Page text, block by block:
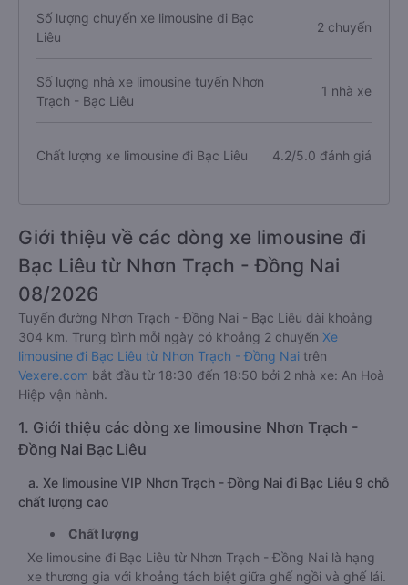
Số lượng chuyến xe limousine đi Bạc
Liêu
2 chuyến
Số lượng nhà xe limousine tuyến Nhơn
Trạch - Bạc Liêu
1 nhà xe
Chất lượng xe limousine đi Bạc Liêu 4.2/5.0 đánh giá
Giới thiệu về các dòng xe limousine đi
Bạc Liêu từ Nhơn Trạch - Đồng Nai
08/2026
Tuyến đường Nhơn Trạch - Đồng Nai - Bạc Liêu dài khoảng
304 km. Trung bình mỗi ngày có khoảng 2 chuyến Xe
limousine đi Bạc Liêu từ Nhơn Trạch - Đồng Nai trên
Vexere.com bắt đầu từ 18:30 đến 18:50 bởi 2 nhà xe: An Hoà
Hiệp vận hành.
1. Giới thiệu các dòng xe limousine Nhơn Trạch -
Đồng Nai Bạc Liêu
a. Xe limousine VIP Nhơn Trạch - Đồng Nai đi Bạc Liêu 9 chỗ
chất lượng cao
Chất lượng
Xe limousine đi Bạc Liêu từ Nhơn Trạch - Đồng Nai là hạng
xe thương gia với khoảng tách biệt giữa ghế ngồi và ghế lái.